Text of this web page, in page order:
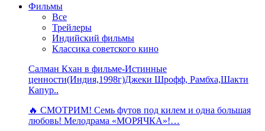
Фильмы
Все
Трейлеры
Индийский фильмы
Классика советского кино
Салман Кхан в фильме-Истинные
ценности(Индия,1998г)Джеки Шрофф, Рамбха,Шакти
Капур..
🔥 СМОТРИМ! Семь футов под килем и одна большая
любовь! Мелодрама «МОРЯЧКА»!…